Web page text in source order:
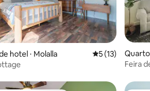
hotel ⋅ Molalla 5 de uma
5 (13)
Feira